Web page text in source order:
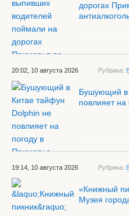
дорогах
20:02, 10 августа 2026 Рубрика:
Бушующий в
повлияет
19:14, 10 августа 2026 Рубрика:
«Книжный
Музея